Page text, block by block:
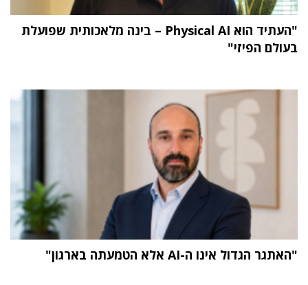
"העתיד הוא Physical AI – בינה מלאכותית שפועלת
בעולם הפיזי"
"האתגר הגדול אינו ה-AI אלא הטמעתה בארגון"